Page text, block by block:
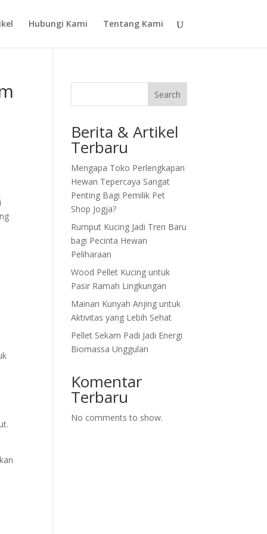
Hubungi Kami Tentang Kami
Search
Berita & Artikel
Terbaru
Mengapa Toko Perlengkapan
Hewan Tepercaya Sangat
Penting Bagi Pemilik Pet
Shop Jogja?
Rumput Kucing Jadi Tren Baru
bagi Pecinta Hewan
Peliharaan
Wood Pellet Kucing untuk
Pasir Ramah Lingkungan
Mainan Kunyah Anjing untuk
Aktivitas yang Lebih Sehat
Pellet Sekam Padi Jadi Energi
Biomassa Unggulan
Komentar
Terbaru
No comments to show.